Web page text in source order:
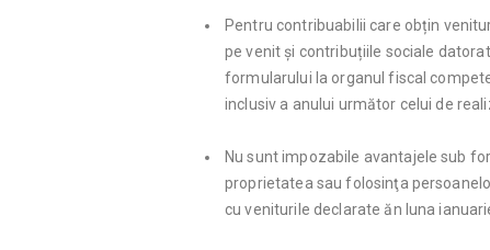
Pentru contribuabilii care obțin
pe venit și contribuțiile sociale
formularului la organul fiscal
inclusiv a anului următor celui de
Nu sunt impozabile avantajele sub
proprietatea sau folosinţa
cu veniturile declarate ăn luna